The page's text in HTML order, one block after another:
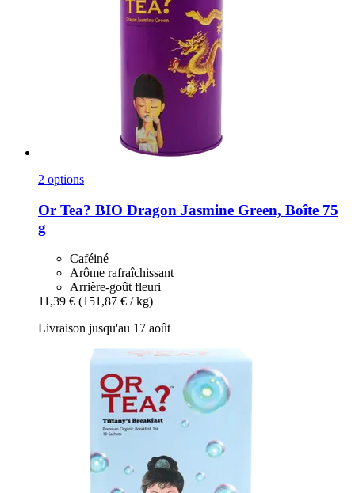
2 options
Or Tea? BIO Dragon Jasmine Green, Boîte 75
g
Caféiné
Arôme rafraîchissant
Arrière-goût fleuri
11,39 € (151,87 € / kg)
Livraison jusqu'au 17 août